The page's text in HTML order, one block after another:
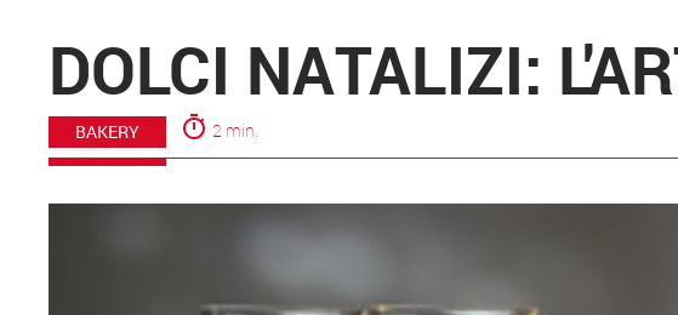
DOLCI NATALIZI:
BAKERY timer 2 min.